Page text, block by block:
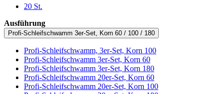
20 St.
Ausführung
Profi-Schleifschwamm 3er-Set, Korn 60 / 100 / 180
Profi-Schleifschwamm, 3er-Set, Korn 100
Profi-Schleifschwamm 3er-Set, Korn 60
Profi-Schleifschwamm 3er-Set, Korn 180
Profi-Schleifschwamm 20er-Set, Korn 60
Profi-Schleifschwamm 20er-Set, Korn 100